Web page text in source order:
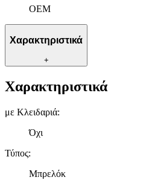
OEM
Χαρακτηριστικά
+
Χαρακτηριστικά
με Κλειδαριά:
Όχι
Τύπος:
Μπρελόκ